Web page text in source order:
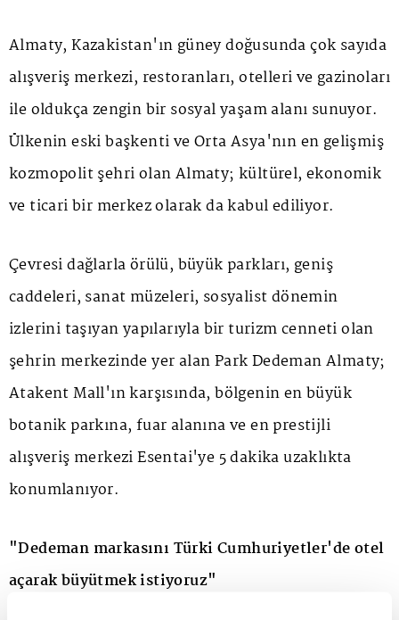
Almaty, Kazakistan'ın güney doğusunda çok sayıda
alışveriş merkezi, restoranları, otelleri ve gazinoları
ile oldukça zengin bir sosyal yaşam alanı sunuyor.
Ülkenin eski başkenti ve Orta Asya'nın en gelişmiş
kozmopolit şehri olan Almaty; kültürel, ekonomik
ve ticari bir merkez olarak da kabul ediliyor.
Çevresi dağlarla örülü, büyük parkları, geniş
caddeleri, sanat müzeleri, sosyalist dönemin
izlerini taşıyan yapılarıyla bir turizm cenneti olan
şehrin merkezinde yer alan Park Dedeman Almaty;
Atakent Mall'ın karşısında, bölgenin en büyük
botanik parkına, fuar alanına ve en prestijli
alışveriş merkezi Esentai'ye 5 dakika uzaklıkta
konumlanıyor.
"Dedeman markasını Türki Cumhuriyetler'de otel
açarak büyütmek istiyoruz"